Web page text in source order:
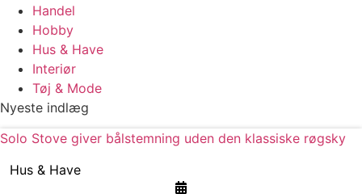
Handel
Hobby
Hus & Have
Interiør
Tøj & Mode
Nyeste indlæg
Solo Stove giver bålstemning uden den klassiske røgsky
Hus & Have